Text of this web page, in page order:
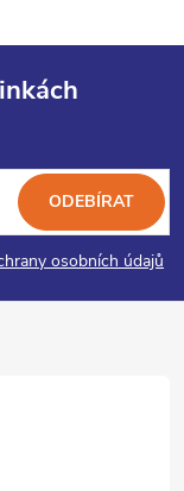
osobních údajů
ODEBÍRAT